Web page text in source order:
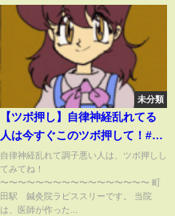
未分類
【ツボ押し】自律神経乱れてる
人は今すぐこのツボ押して！#セ
ルフケア
自律神経乱れて調子悪い人は、ツボ押しし
てみてね！
〜〜〜〜〜〜〜〜〜〜〜〜〜〜〜〜〜 町
田駅 鍼灸院ラピススリーです。 当院
は、医師が作った...